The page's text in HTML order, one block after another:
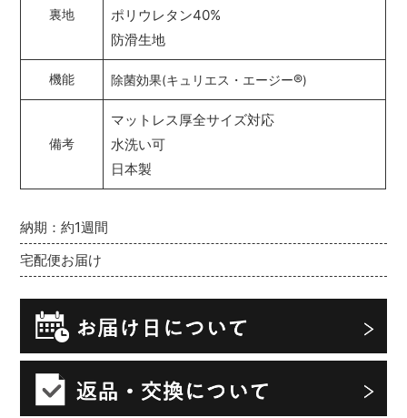
納期：約1週間
宅配便お届け
裏地
ポリウレタン40%
防滑生地
機能 除菌効果(キュリエス・エージー®)
備考
マットレス厚全サイズ対応
水洗い可
日本製